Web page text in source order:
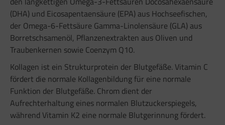
(DHA) und Eicosapentaensäure (EPA) aus Hochseefischen,
der Omega-6-Fettsäure Gamma-Linolensäure (GLA) aus
Borretschsamenöl, Pflanzenextrakten aus Oliven und
Traubenkernen sowie Coenzym Q10.
Kollagen ist ein Strukturprotein der Blutgefäße. Vitamin C
fördert die normale Kollagenbildung für eine normale
Funktion der Blutgefäße. Chrom dient der
Aufrechterhaltung eines normalen Blutzuckerspiegels,
während Vitamin K2 eine normale Blutgerinnung fördert.